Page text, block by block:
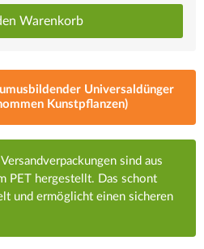
Warenkorb
Universaldünger
Kunstpflanzen)
sind aus
PET hergestellt. Das schont
und ermöglicht einen sicheren